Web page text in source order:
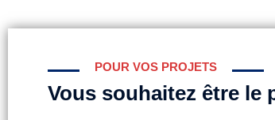
POUR VOS PROJETS
Vous souhaitez être le